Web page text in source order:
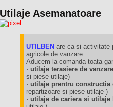
Utilaje Asemanatoare
UTILBEN are ca si activitate
agricole de vanzare.
Aducem la comanda toata
· utilaje terasiere de vanzare
si piese utilaje)
· utilaje prentru constructia
repartizoare si piese utilaje )
· utilaje de cariera si utilaje